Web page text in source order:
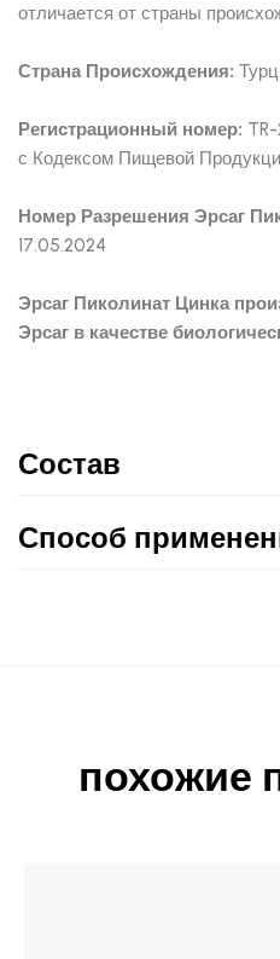
отличается от страны
Страна Происхождения:
Регистрационный номер:
с Кодексом Пищевой
Номер Разрешения Эрсаг
17.05.2024
Эрсаг Пиколинат Цинка
Эрсаг в качестве
Состав
Способ
похожие